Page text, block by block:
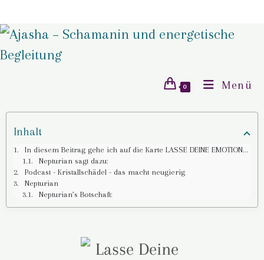
0 Menü
Inhalt
In diesem Beitrag gehe ich auf die Karte LASSE DEINE EMOTIONEN FLIESSEN ein:
Nepturian sagt dazu:
Podcast - Kristallschädel - das macht neugierig
Nepturian
Nepturian’s Botschaft: